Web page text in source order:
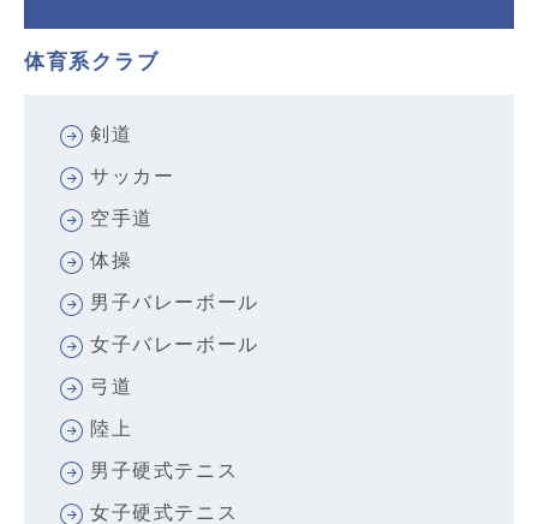
体育系クラブ
剣道
サッカー
空手道
体操
男子バレーボール
女子バレーボール
弓道
陸上
男子硬式テニス
女子硬式テニス